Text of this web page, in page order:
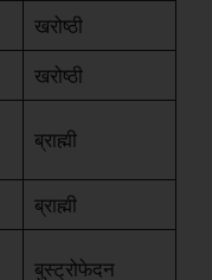
खरोष्ठी
खरोष्ठी
ब्राह्मी
ब्राह्मी
बुस्ट्रोफेदन